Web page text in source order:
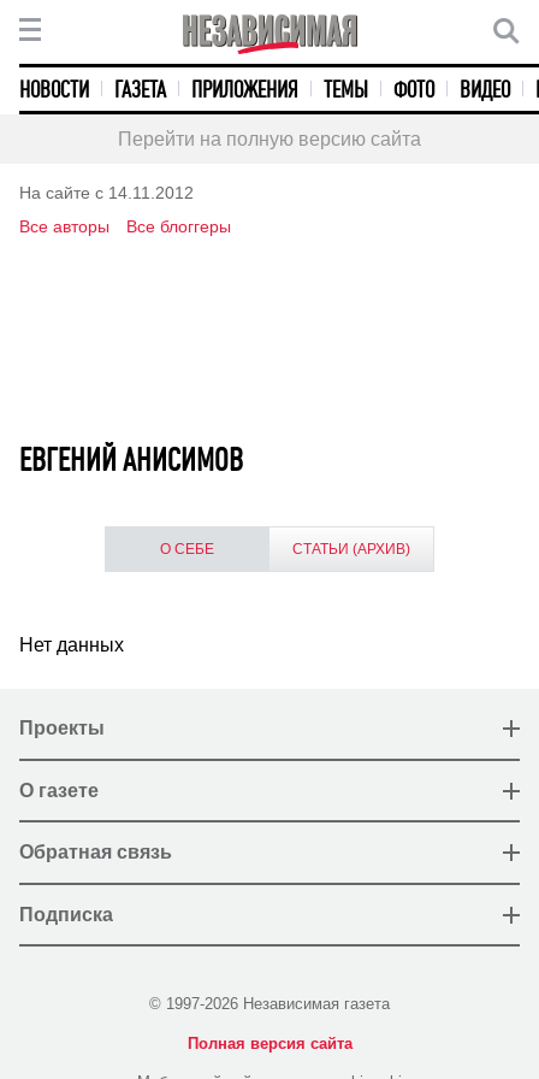
НОВОСТИ ГАЗЕТА ПРИЛОЖЕНИЯ ТЕМЫ ФОТО ВИДЕО
Перейти на полную версию сайта
На сайте с 14.11.2012
Все авторы
Все блоггеры
ЕВГЕНИЙ АНИСИМОВ
О СЕБЕ СТАТЬИ (АРХИВ)
Нет данных
Проекты
О газете
Обратная связь
Подписка
© 1997-2026 Независимая газета
Полная версия сайта